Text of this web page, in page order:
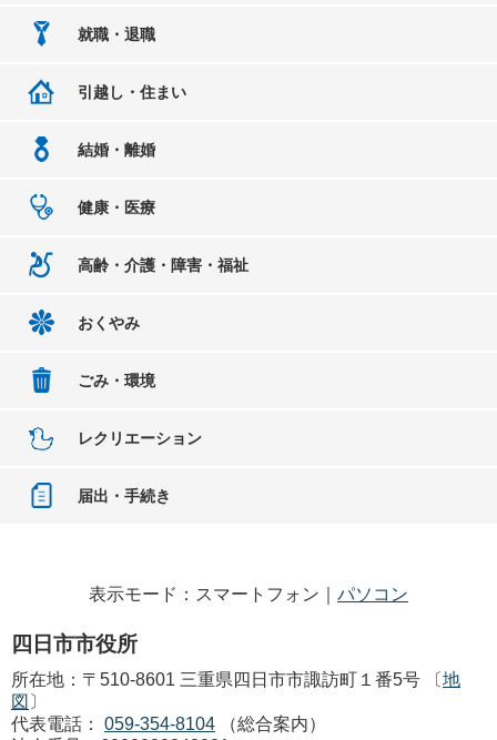
就職・退職
引越し・住まい
結婚・離婚
健康・医療
高齢・介護・障害・福祉
おくやみ
ごみ・環境
レクリエーション
届出・手続き
表示モード：スマートフォン｜ パソコン
四日市市役所
所在地：〒510-8601 三重県四日市市諏訪町１番5号 〔地
図 〕
代表電話：
059-354-8104
（総合案内）